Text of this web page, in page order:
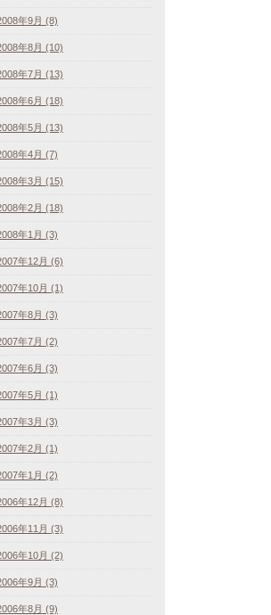
年9月 (8)
年8月 (10)
年7月 (13)
年6月 (18)
年5月 (13)
年4月 (7)
年3月 (15)
年2月 (18)
年1月 (3)
年12月 (6)
年10月 (1)
年8月 (3)
年7月 (2)
年6月 (3)
年5月 (1)
年3月 (3)
年2月 (1)
年1月 (2)
年12月 (8)
年11月 (3)
年10月 (2)
年9月 (3)
年8月 (9)